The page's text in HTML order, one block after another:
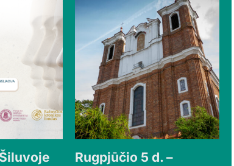
Rugpjūčio 5 d. –